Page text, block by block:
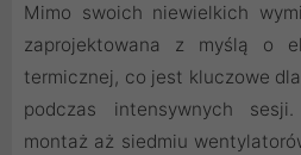
Mimo swoich niewielkich
zaprojektowana z myślą o
termicznej, co jest kluczowe
podczas intensywnych
montaż aż siedmiu